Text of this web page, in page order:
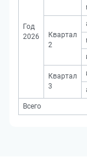
Год
2026
Квартал
2
Квартал
3
Всего